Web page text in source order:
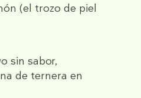
(el trozo de piel
sin sabor,
de ternera en